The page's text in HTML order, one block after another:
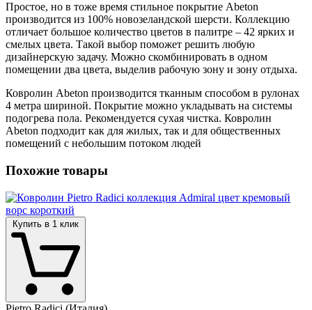
Простое, но в тоже время стильное покрытие Abeton
производится из 100% новозеландской шерсти. Коллекцию
отличает большое количество цветов в палитре – 42 ярких и
смелых цвета. Такой выбор поможет решить любую
дизайнерскую задачу. Можно скомбинировать в одном
помещении два цвета, выделив рабочую зону и зону отдыха.
Ковролин Abeton производится тканным способом в рулонах
4 метра шириной. Покрытие можно укладывать на системы
подогрева пола. Рекомендуется сухая чистка. Ковролин
Abeton подходит как для жилых, так и для общественных
помещений с небольшим потоком людей
Похожие товары
Купить в 1 клик